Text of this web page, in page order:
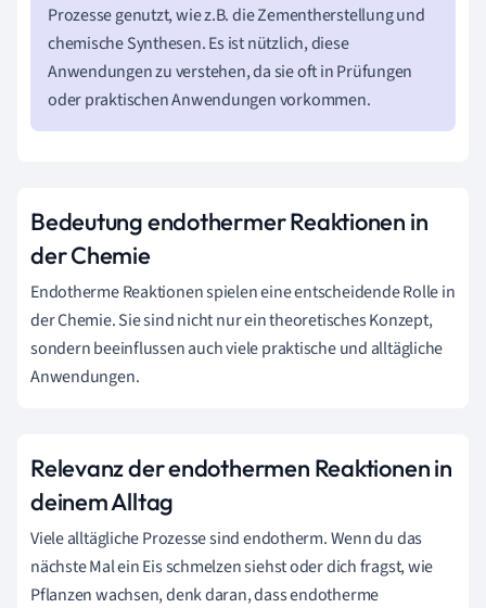
Prozesse genutzt, wie z.B. die Zementherstellung und
chemische Synthesen. Es ist nützlich, diese
Anwendungen zu verstehen, da sie oft in Prüfungen
oder praktischen Anwendungen vorkommen.
Bedeutung endothermer Reaktionen in
der Chemie
Endotherme Reaktionen spielen eine entscheidende Rolle in
der Chemie. Sie sind nicht nur ein theoretisches Konzept,
sondern beeinflussen auch viele praktische und alltägliche
Anwendungen.
Relevanz der endothermen Reaktionen in
deinem Alltag
Viele alltägliche Prozesse sind endotherm. Wenn du das
nächste Mal ein Eis schmelzen siehst oder dich fragst, wie
Pflanzen wachsen, denk daran, dass endotherme